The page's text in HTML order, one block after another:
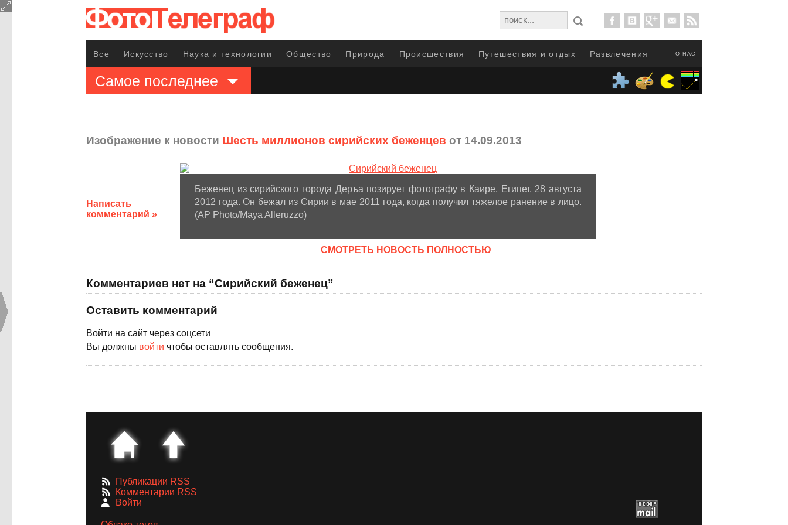
О НАС
Все Искусство Наука и технологии Общество Природа Происшествия Путешествия и отдых Развлечения
Самое последнее
Изображение к новости Шесть миллионов сирийских беженцев от 14.09.2013
Написать
комментарий »
Беженец из сирийского города Деръа позирует фотографу в Каире, Египет, 28 августа
2012 года. Он бежал из Сирии в мае 2011 года, когда получил тяжелое ранение в лицо.
(AP Photo/Maya Alleruzzo)
CМОТРЕТЬ НОВОСТЬ ПОЛНОСТЬЮ
Комментариев нет на “Сирийский беженец”
Оставить комментарий
Войти на сайт через соцсети
Вы должны войти чтобы оставлять сообщения.
Публикации RSS
Комментарии RSS
Войти